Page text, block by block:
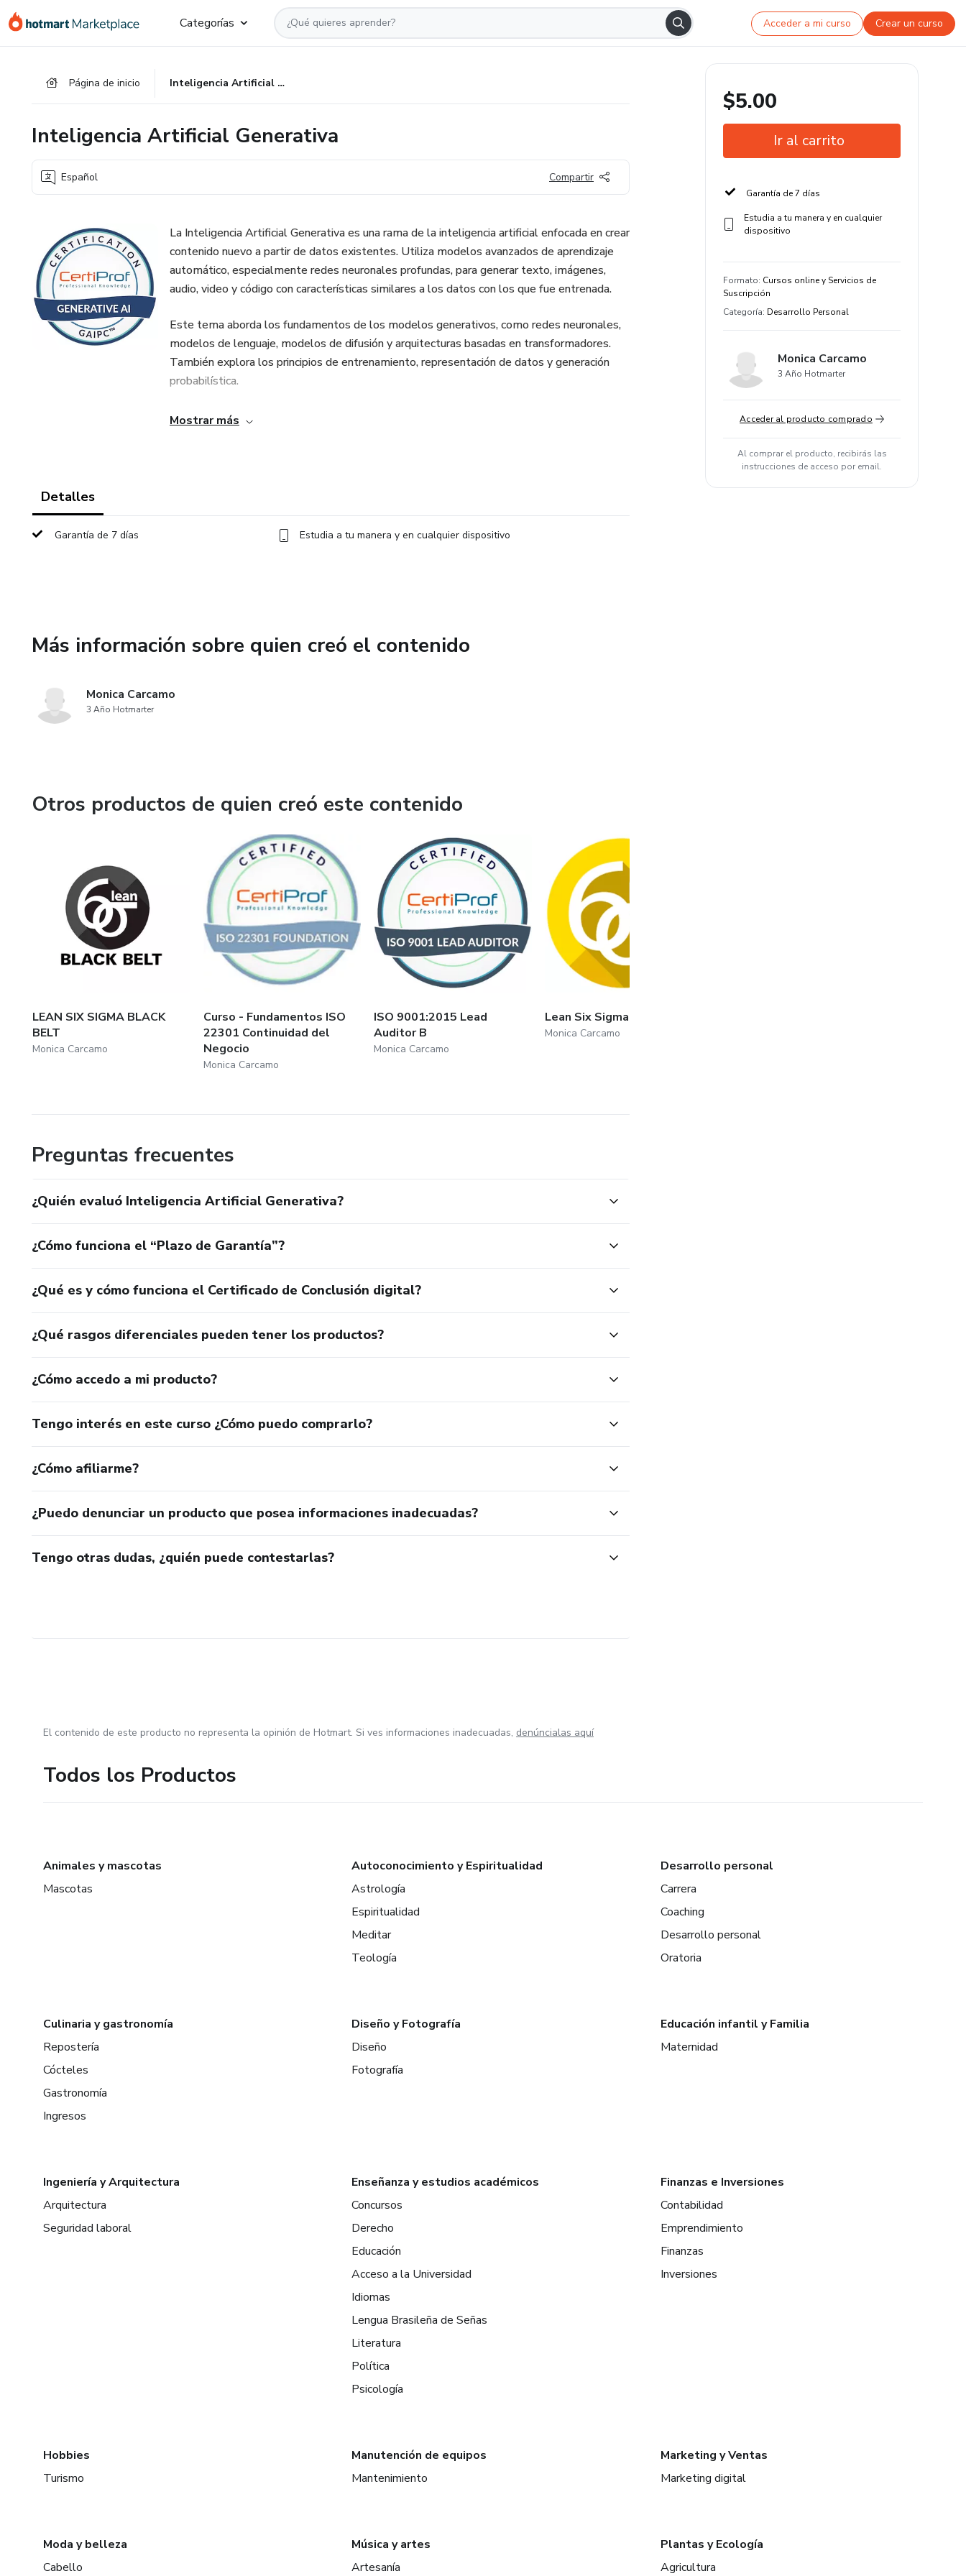
Categorías Acceder a mi curso Crear un curso
Página de inicio Inteligencia Artificial Generativa
Inteligencia Artificial Generativa
Español Compartir
La Inteligencia Artificial Generativa es una rama de la inteligencia artificial enfocada en crear
contenido nuevo a partir de datos existentes. Utiliza modelos avanzados de aprendizaje
automático, especialmente redes neuronales profundas, para generar texto, imágenes,
audio, video y código con características similares a los datos con los que fue entrenada.
Este tema aborda los fundamentos de los modelos generativos, como redes neuronales,
modelos de lenguaje, modelos de difusión y arquitecturas basadas en transformadores.
También explora los principios de entrenamiento, representación de datos y generación
probabilística.
A lo largo del curso se analizarán sus aplicaciones prácticas, su impacto en distintas
Mostrar más
Detalles
Garantía de 7 días Estudia a tu manera y en cualquier dispositivo
Más información sobre quien creó el contenido
Monica Carcamo
3 Año Hotmarter
Otros productos de quien creó este contenido
LEAN SIX SIGMA BLACK
BELT
Monica Carcamo
Curso - Fundamentos ISO
22301 Continuidad del
Negocio
Monica Carcamo
ISO 9001:2015 Lead
Auditor B
Monica Carcamo
Lean Six Sigma Yellow Belt
Monica Carcamo
Preguntas frecuentes
¿Quién evaluó Inteligencia Artificial Generativa?
¿Cómo funciona el “Plazo de Garantía”?
¿Qué es y cómo funciona el Certificado de Conclusión digital?
¿Qué rasgos diferenciales pueden tener los productos?
¿Cómo accedo a mi producto?
Tengo interés en este curso ¿Cómo puedo comprarlo?
¿Cómo afiliarme?
¿Puedo denunciar un producto que posea informaciones inadecuadas?
Tengo otras dudas, ¿quién puede contestarlas?
$5.00
Ir al carrito
Garantía de 7 días
Estudia a tu manera y en cualquier
dispositivo
Formato: Cursos online y Servicios de
Suscripción
Categoría: Desarrollo Personal
Monica Carcamo
3 Año Hotmarter
Acceder al producto comprado
Al comprar el producto, recibirás las
instrucciones de acceso por email.
El contenido de este producto no representa la opinión de Hotmart. Si ves informaciones inadecuadas, denúncialas aquí
Todos los Productos
Animales y mascotas
Mascotas
Autoconocimiento y Espiritualidad
Astrología
Espiritualidad
Meditar
Teología
Desarrollo personal
Carrera
Coaching
Desarrollo personal
Oratoria
Culinaria y gastronomía
Repostería
Cócteles
Gastronomía
Ingresos
Diseño y Fotografía
Diseño
Fotografía
Educación infantil y Familia
Maternidad
Ingeniería y Arquitectura
Arquitectura
Seguridad laboral
Enseñanza y estudios académicos
Concursos
Derecho
Educación
Acceso a la Universidad
Idiomas
Lengua Brasileña de Señas
Literatura
Política
Psicología
Finanzas e Inversiones
Contabilidad
Emprendimiento
Finanzas
Inversiones
Hobbies
Turismo
Manutención de equipos
Mantenimiento
Marketing y Ventas
Marketing digital
Moda y belleza
Cabello
Música y artes
Artesanía
Plantas y Ecología
Agricultura